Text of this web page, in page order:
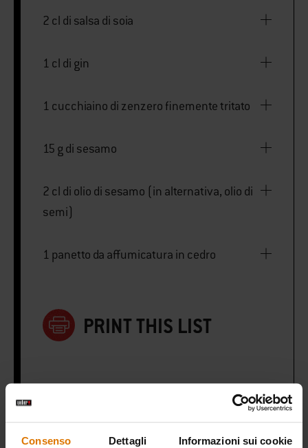
Consenso Dettagli Informazioni sui cookie
2 cl di salsa di soia
1 cl di gin
1 cucchiaino di zenzero finemente tritato
15 g di sesamo
2 cl di olio di sesamo (in alternativa, olio di
semi)
1 panetto da affumicatura in cedro
PRINT THIS LIST
Cosa serve?